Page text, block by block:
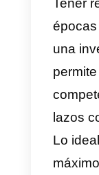
Los